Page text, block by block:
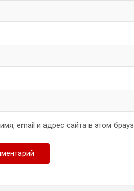
email и адрес сайта в этом